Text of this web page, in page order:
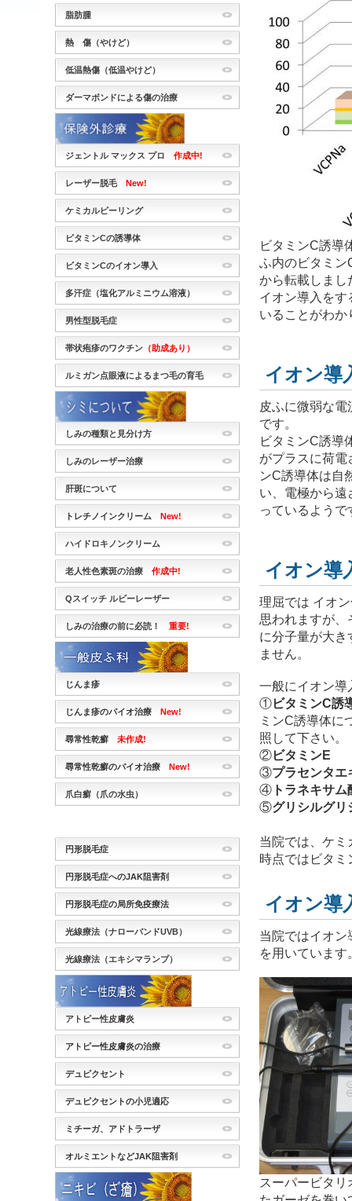
ビタミンC誘導
ふ内のビタミン
から転載しまし
イオン導入を
いることがわか
イオン導
皮ふに微弱な
です。
ビタミンC誘導
がプラスに荷
ンC誘導体は自
い、電極から
っているようで
イオン導
理屈では イオ
思われますが
に分子量が大
ません。
一般にイオン導
①ビタミンC誘
ミンC誘導体に
照して下さい。
②ビタミンE
③プラセンタエ
④ トラネキサム
⑤グリシルグリ
当院では、ケ
時点ではビタ
イオン導
当院ではイオン
を用いています
スーパービタ
脂肪腫
熱 傷（やけど）
低温熱傷（低温やけど）
ダーマボンドによる傷の治療
ジェントル マックス プロ 作成中!
レーザー脱毛New!
ケミカルピーリング
ビタミンCの誘導体
ビタミンCのイオン導入
多汗症（塩化アルミニウム溶液）
男性型脱毛症
帯状疱疹のワクチン （助成あり）
ルミガン点眼液によるまつ毛の育毛
しみの種類と見分け方
しみのレーザー治療
肝斑について
トレチノインクリーム New!
ハイドロキノンクリーム
老人性色素斑の治療 作成中!
Qスイッチ ルビーレーザー
しみの治療の前に必読！ 重要!
じんま疹
じんま疹のバイオ治療 New!
尋常性乾癬 未作成!
尋常性乾癬のバイオ治療 New!
爪白癬（爪の水虫）
円形脱毛症
円形脱毛症へのJAK阻害剤
円形脱毛症の局所免疫療法
光線療法（ナローバンドUVB）
光線療法（エキシマランプ）
アトピー性皮膚炎
アトピー性皮膚炎の治療
デュピクセント
デュピクセントの小児適応
ミチーガ、アドトラーザ
オルミエントなどJAK阻害剤